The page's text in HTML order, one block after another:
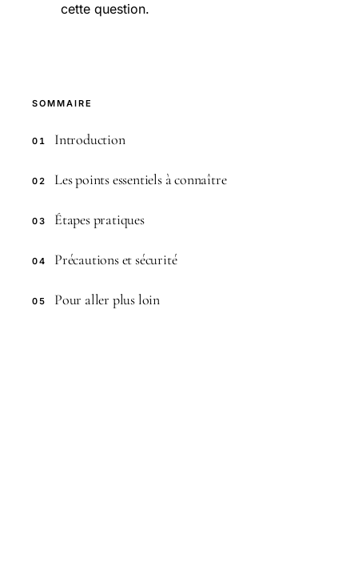
cette question.
SOMMAIRE
01 Introduction
02 Les points essentiels à connaître
03 Étapes pratiques
04 Précautions et sécurité
05 Pour aller plus loin